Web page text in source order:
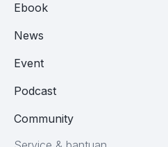
Ebook
News
Event
Podcast
Community